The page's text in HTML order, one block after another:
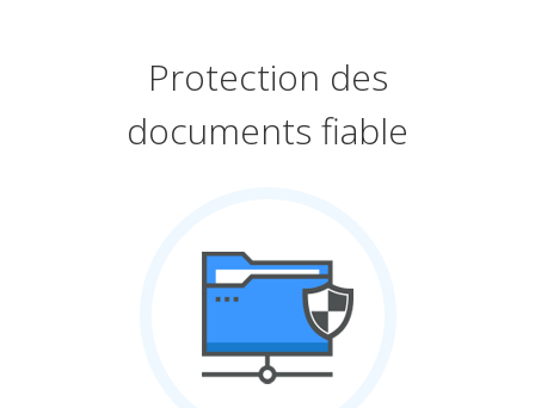
Protection des
documents fiable